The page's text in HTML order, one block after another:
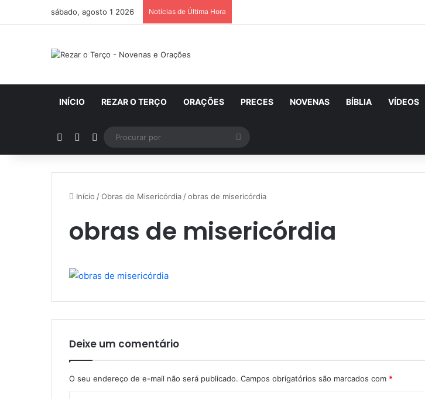
sábado, agosto 1 2026 Notícias de Última Hora
INÍCIO REZAR O TERÇO ORAÇÕES PRECES NOVENAS BÍBLIA VÍDEOS
Artigo aleatório
Barra Lateral
Switch skin
Procurar
por
Início /Obras de Misericórdia /obras de misericórdia
obras de misericórdia
Deixe um comentário
O seu endereço de e-mail não será publicado. Campos obrigatórios são marcados com *